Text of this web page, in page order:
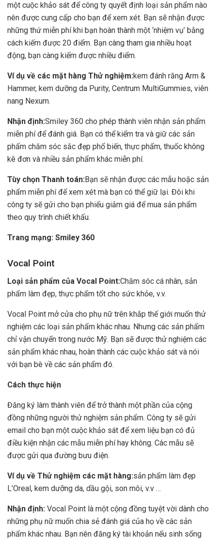
một cuộc khảo sát để công ty quyết định loại sản phẩm nào
nên được cung cấp cho bạn để xem xét. Bạn sẽ nhận được
những thứ miễn phí khi bạn hoàn thành một ‘nhiệm vụ’ bằng
cách kiếm được 20 điểm. Bạn càng tham gia nhiều hoạt
động, bạn càng kiếm được nhiều điểm.
Ví dụ về các mặt hàng Thử nghiệm:kem đánh răng Arm &
Hammer, kem dưỡng da Purity, Centrum MultiGummies, viên
nang Nexum.
Nhận định:Smiley 360 cho phép thành viên nhận sản phẩm
miễn phí để đánh giá. Bạn có thể kiểm tra và giữ các sản
phẩm chăm sóc sắc đẹp phổ biến, thực phẩm, thuốc không
kê đơn và nhiều sản phẩm khác miễn phí.
Tùy chọn Thanh toán:Bạn sẽ nhận được các mẫu hoặc sản
phẩm miễn phí để xem xét mà bạn có thể giữ lại. Đôi khi
công ty sẽ gửi cho bạn phiếu giảm giá để mua sản phẩm
theo quy trình chiết khấu.
Trang mạng: Smiley 360
Vocal Point
Loại sản phẩm của Vocal Point:Chăm sóc cá nhân, sản
phẩm làm đẹp, thực phẩm tốt cho sức khỏe, v.v.
Vocal Point mở cửa cho phụ nữ trên khắp thế giới muốn thử
nghiệm các loại sản phẩm khác nhau. Nhưng các sản phẩm
chỉ vận chuyển trong nước Mỹ. Bạn sẽ được thử nghiệm các
sản phẩm khác nhau, hoàn thành các cuộc khảo sát và nói
với bạn bè về các sản phẩm đó.
Cách thực hiện
Đăng ký làm thành viên để trở thành một phần của cộng
đồng những người thử nghiệm sản phẩm. Công ty sẽ gửi
email cho bạn một cuộc khảo sát để xem liệu bạn có đủ
điều kiện nhận các mẫu miễn phí hay không. Các mẫu sẽ
được gửi qua đường bưu điện.
Ví dụ về Thử nghiệm các mặt hàng:sản phẩm làm đẹp
L’Oreal, kem dưỡng da, dầu gội, son môi, v.v …
Nhận định: Vocal Point là một cộng đồng tuyệt vời dành cho
những phụ nữ muốn chia sẻ đánh giá của họ về các sản
phẩm khác nhau. Bạn nên đăng ký tài khoản nếu sinh sống